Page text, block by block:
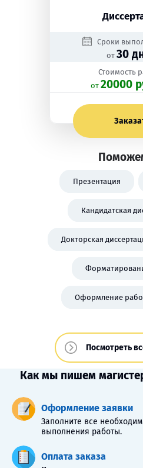
Сроки
от 30
Стоимость
oт 20000
Презентация
Кандидатская
Докторская
Оформление
Посмотреть
Как мы пишем
Оформление заявки
Заполните все
выполнения работы.
Оплата заказа